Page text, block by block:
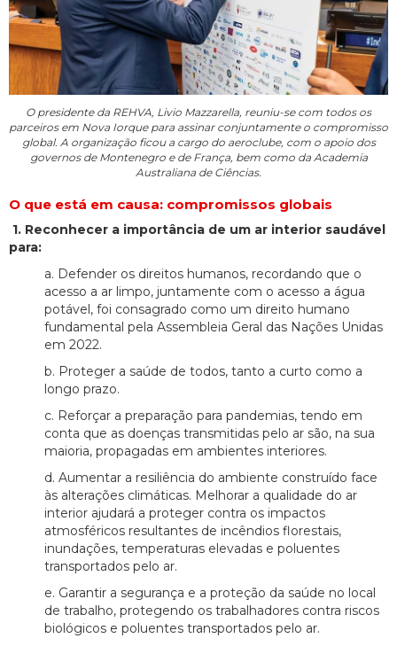
O presidente da REHVA, Livio Mazzarella, reuniu-se com todos os
parceiros em Nova Iorque para assinar conjuntamente o compromisso
global. A organização ficou a cargo do aeroclube, com o apoio dos
governos de Montenegro e de França, bem como da Academia
Australiana de Ciências.
O que está em causa: compromissos globais
1. Reconhecer a importância de um ar interior saudável
para:
a. Defender os direitos humanos, recordando que o
acesso a ar limpo, juntamente com o acesso a água
potável, foi consagrado como um direito humano
fundamental pela Assembleia Geral das Nações Unidas
em 2022.
b. Proteger a saúde de todos, tanto a curto como a
longo prazo.
c. Reforçar a preparação para pandemias, tendo em
conta que as doenças transmitidas pelo ar são, na sua
maioria, propagadas em ambientes interiores.
d. Aumentar a resiliência do ambiente construído face
às alterações climáticas. Melhorar a qualidade do ar
interior ajudará a proteger contra os impactos
atmosféricos resultantes de incêndios florestais,
inundações, temperaturas elevadas e poluentes
transportados pelo ar.
e. Garantir a segurança e a proteção da saúde no local
de trabalho, protegendo os trabalhadores contra riscos
biológicos e poluentes transportados pelo ar.